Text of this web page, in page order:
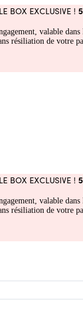
BOX EXCLUSIVE !
valable
de votre
BOX EXCLUSIVE !
valable
de votre